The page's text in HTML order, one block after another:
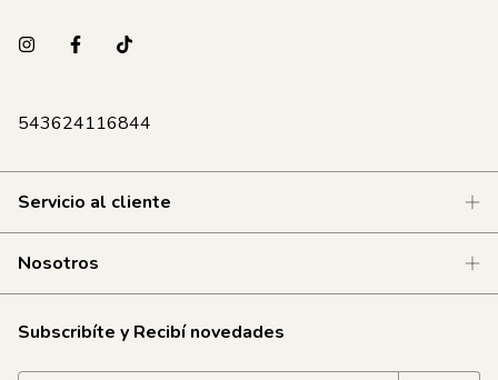
543624116844
Servicio al cliente
Nosotros
Subscribíte y Recibí novedades